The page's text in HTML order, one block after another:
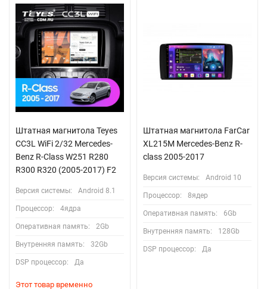
Штатная магнитола Teyes
CC3L WiFi 2/32 Mercedes-
Benz R-Class W251 R280
R300 R320 (2005-2017) F2
Версия системы: Android 8.1
Процессор: 4ядра
Оперативная память: 2Gb
Внутренняя память: 32Gb
DSP процессор: Да
Этот товар временно
Штатная магнитола FarCar
XL215M Mercedes-Benz R-
class 2005-2017
Версия системы: Android 10
Процессор: 8ядер
Оперативная память: 6Gb
Внутренняя память: 128Gb
DSP процессор: Да